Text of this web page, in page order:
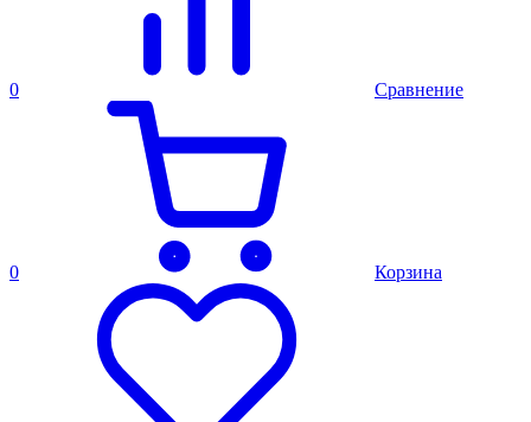
0 Сравнение
0 Корзина